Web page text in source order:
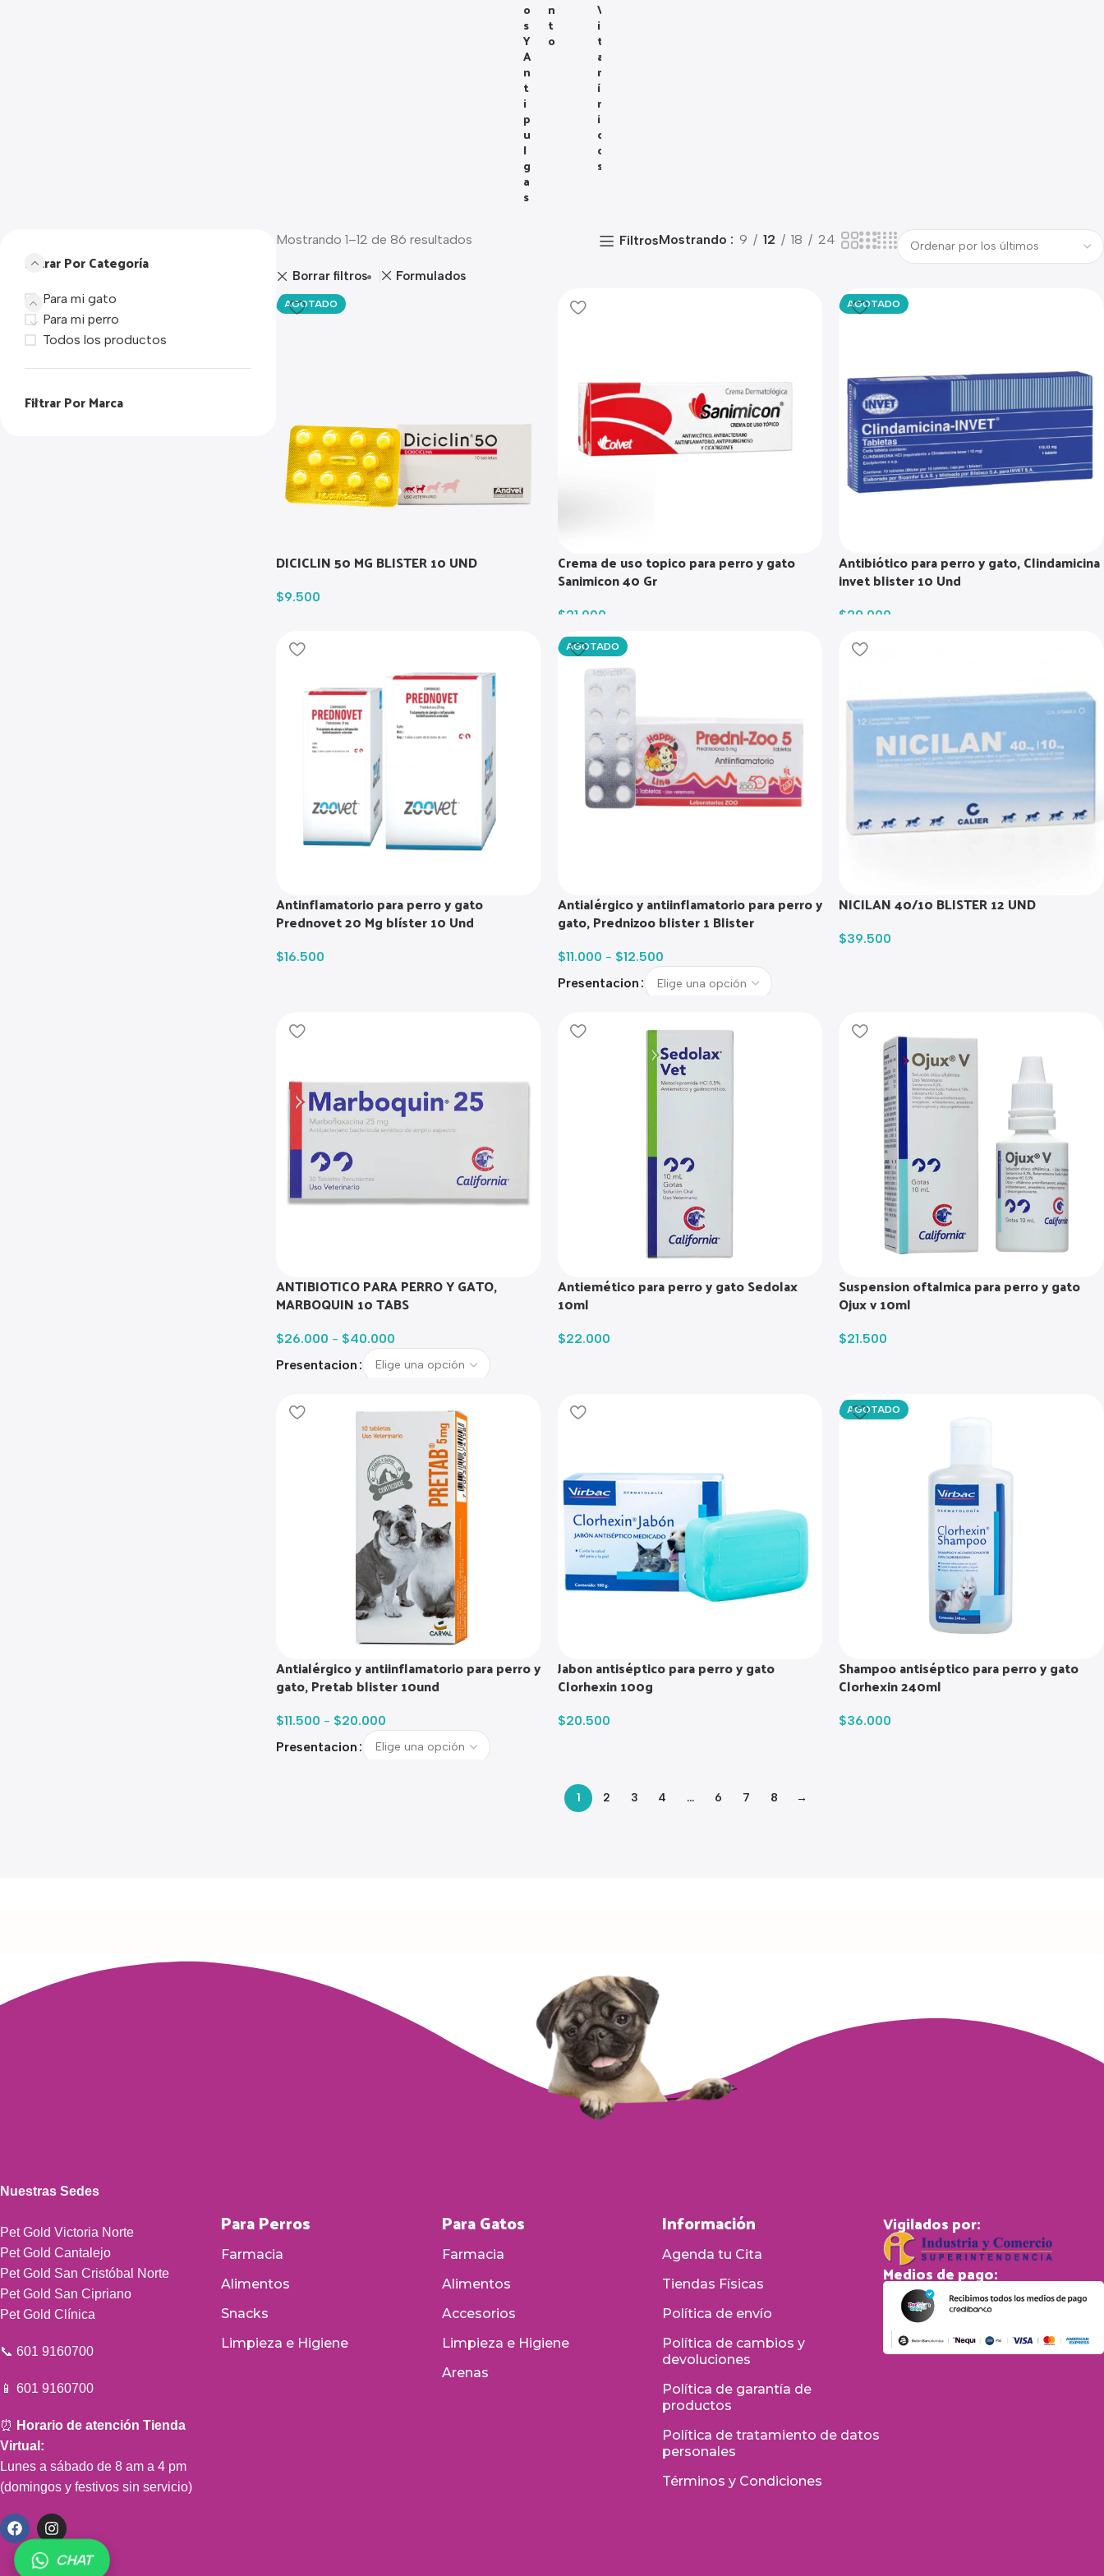
O
S
Y
A
N
T
I
P
U
L
G
A
S
N
T
O
V
I
T
A
M
Í
N
I
C
O
S
Filtrar Por Categoría
Para mi gato
Para mi perro
Todos los productos
Filtrar Por Marca
Mostrando 1–12 de 86 resultados FiltrosMostrando 9 12 18 24
Borrar filtros Formulados
AGOTADO
DICICLIN 50 MG BLISTER 10 UND
$9.500
Crema de uso topico para perro y gato
Sanimicon 40 Gr
$21.000
AGOTADO
Antibiótico para perro y gato, Clindamicina
invet blister 10 Und
$29.000
Antinflamatorio para perro y gato
Prednovet 20 Mg blíster 10 Und
$16.500
AGOTADO
Antialérgico y antiinflamatorio para perro y
gato, Prednizoo blister 1 Blister
$11.000 - $12.500
Presentacion
NICILAN 40/10 BLISTER 12 UND
$39.500
ANTIBIOTICO PARA PERRO Y GATO,
MARBOQUIN 10 TABS
$26.000 - $40.000
Presentacion
Antiemético para perro y gato Sedolax
10ml
$22.000
Suspension oftalmica para perro y gato
Ojux v 10ml
$21.500
Antialérgico y antiinflamatorio para perro y
gato, Pretab blister 10und
$11.500 - $20.000
Presentacion
Jabon antiséptico para perro y gato
Clorhexin 100g
$20.500
AGOTADO
Shampoo antiséptico para perro y gato
Clorhexin 240ml
$36.000
1 2 3 4 … 6 7 8 →
Nuestras Sedes
Pet Gold Victoria Norte
Pet Gold Cantalejo
Pet Gold San Cristóbal Norte
Pet Gold San Cipriano
Pet Gold Clínica
📞 601 9160700
📱 601 9160700
⏰ Horario de atención Tienda
Virtual:
Lunes a sábado de 8 am a 4 pm
(domingos y festivos sin servicio)
Para Perros
Farmacia
Alimentos
Snacks
Limpieza e Higiene
Para Gatos
Farmacia
Alimentos
Accesorios
Limpieza e Higiene
Arenas
Información
Agenda tu Cita
Tiendas Físicas
Política de envío
Política de cambios y
devoluciones
Política de garantía de
productos
Política de tratamiento de datos
personales
Términos y Condiciones
Vigilados por:
Medios de pago:
CHAT